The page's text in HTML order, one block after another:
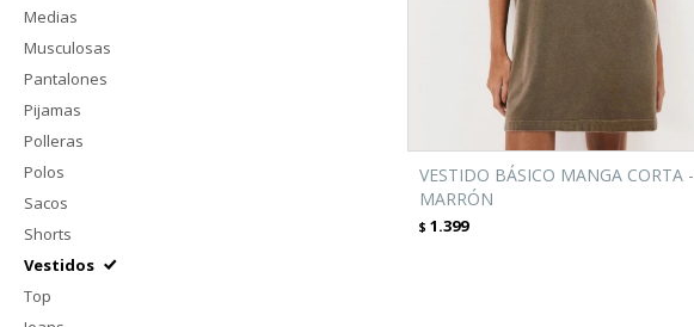
VESTIDO BÁSICO MANGA CORTA -
MARRÓN
$ 1.399
Medias
Musculosas
Pantalones
Pijamas
Polleras
Polos
Sacos
Shorts
Vestidos
Top